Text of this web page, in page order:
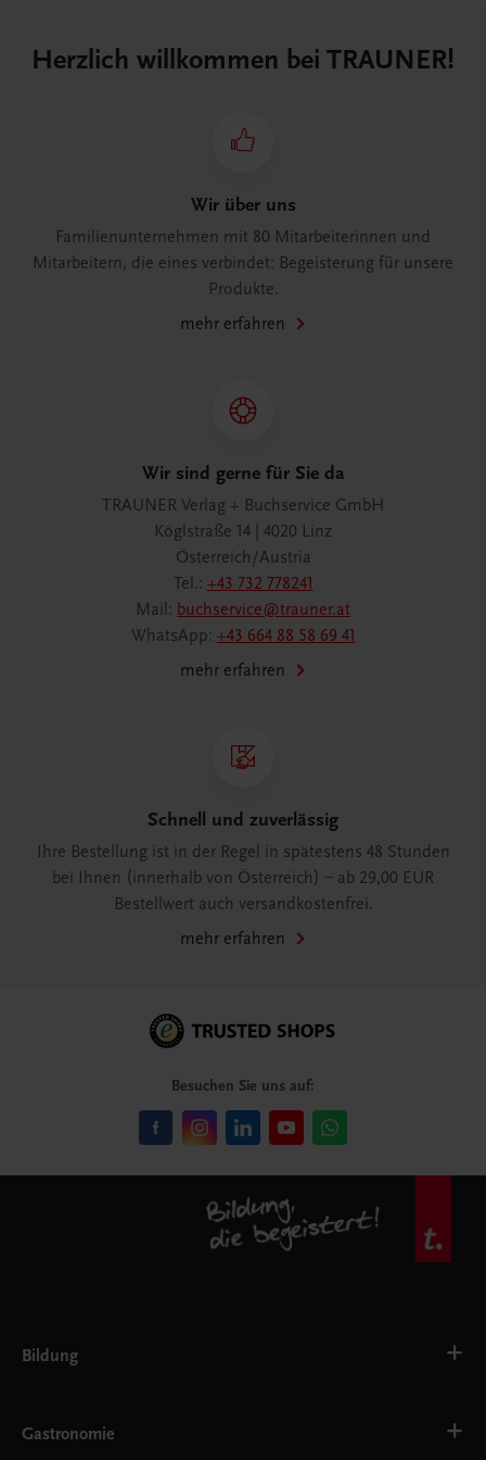
Herzlich willkommen bei TRAUNER!
Wir über uns
Familienunternehmen mit 80 Mitarbeiterinnen und
Mitarbeitern, die eines verbindet: Begeisterung für unsere
Produkte.
mehr erfahren
Wir sind gerne für Sie da
TRAUNER Verlag + Buchservice GmbH
Köglstraße 14 | 4020 Linz
Österreich/Austria
Tel.: +43 732 778241
Mail: buchservice@trauner.at
WhatsApp: +43 664 88 58 69 41
mehr erfahren
Schnell und zuverlässig
Ihre Bestellung ist in der Regel in spätestens 48 Stunden
bei Ihnen (innerhalb von Österreich) – ab 29,00 EUR
Bestellwert auch versandkostenfrei.
mehr erfahren
Besuchen Sie uns auf:
Bildung
Ernährung
Gastronomie